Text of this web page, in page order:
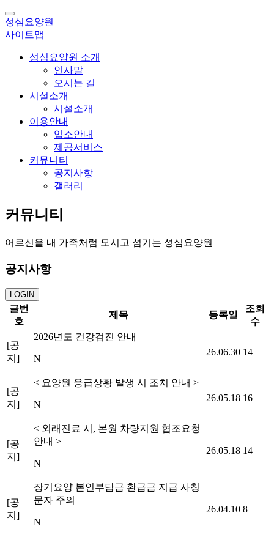
성심요양원
사이트맵
성심요양원 소개
인사말
오시는 길
시설소개
시설소개
이용안내
입소안내
제공서비스
커뮤니티
공지사항
갤러리
커뮤니티
어르신을 내 가족처럼 모시고 섬기는 성심요양원
공지사항
LOGIN
글번
호
제목 등록일
조회
수
[공
지]
2026년도 건강검진 안내
N
26.06.30 14
[공
지]
< 요양원 응급상황 발생 시 조치 안내 >
N
26.05.18 16
[공
지]
< 외래진료 시, 본원 차량지원 협조요청
안내 >
N
26.05.18 14
[공
지]
장기요양 본인부담금 환급금 지급 사칭
문자 주의
N
26.04.10 8